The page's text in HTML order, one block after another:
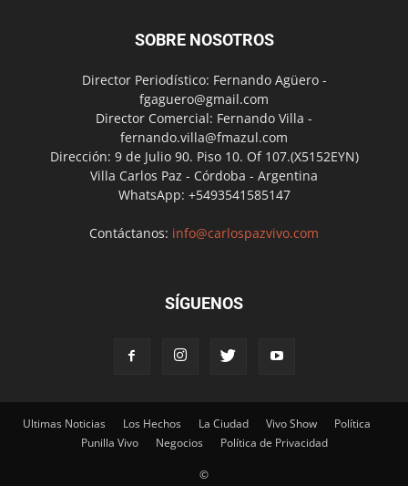
SOBRE NOSOTROS
Director Periodístico: Fernando Agüero -
fgaguero@gmail.com
Director Comercial: Fernando Villa -
fernando.villa@fmazul.com
Dirección: 9 de Julio 90. Piso 10. Of 107.(X5152EYN)
Villa Carlos Paz - Córdoba - Argentina
WhatsApp: +5493541585147
Contáctanos: info@carlospazvivo.com
SÍGUENOS
Ultimas Noticias Los Hechos La Ciudad Vivo Show
Política
Punilla Vivo
Negocios Política de Privacidad
©